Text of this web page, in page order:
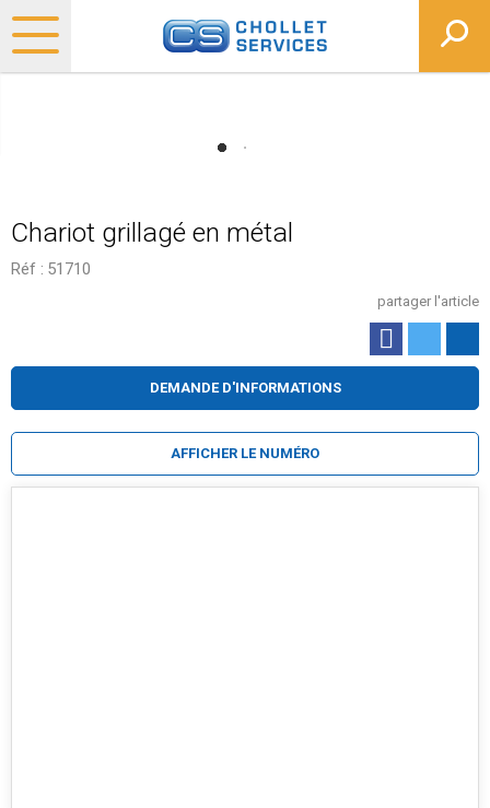
Chariot grillagé en métal
Réf : 51710
partager l'article
DEMANDE D'INFORMATIONS
AFFICHER LE NUMÉRO